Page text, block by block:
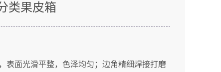
类果皮箱
表面光滑平整，色泽均匀；边角精细焊接打磨